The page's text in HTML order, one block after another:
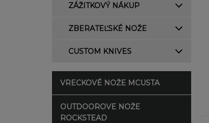
ZÁŽITKOVÝ NÁKUP
ZBERATEĽSKÉ NOŽE
CUSTOM KNIVES
VRECKOVÉ NOŽE MCUSTA
OUTDOOROVE NOŽE
ROCKSTEAD